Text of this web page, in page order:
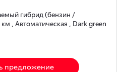
гибрид (бензин /
, Автоматическая , Dark green
предложение